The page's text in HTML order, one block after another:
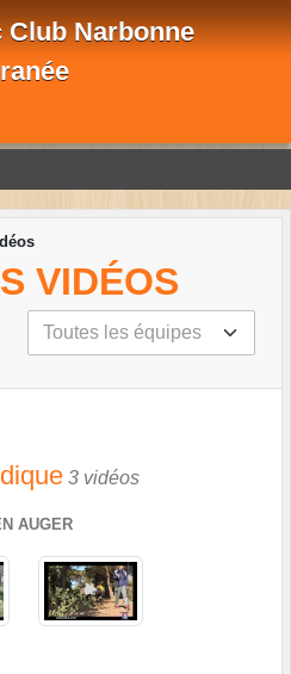
Narbonne
VIDÉOS
3 vidéos
AUGER